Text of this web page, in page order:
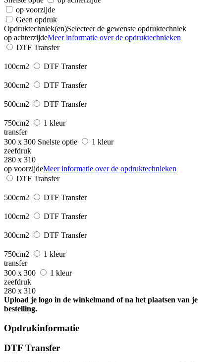
op voorzijde
Geen opdruk
Opdruktechniek(en)Selecteer de gewenste opdruktechniek
op achterzijdeMeer informatie over de opdruktechnieken
DTF Transfer
100cm2 DTF Transfer
300cm2 DTF Transfer
500cm2 DTF Transfer
750cm2
1 kleur
transfer
300 x 300 Snelste optie
1 kleur
zeefdruk
280 x 310
op voorzijdeMeer informatie over de opdruktechnieken
DTF Transfer
500cm2 DTF Transfer
100cm2 DTF Transfer
300cm2 DTF Transfer
750cm2
1 kleur
transfer
300 x 300
1 kleur
zeefdruk
280 x 310
Upload je logo in de winkelmand of na het plaatsen van je
bestelling.
Opdrukinformatie
DTF Transfer